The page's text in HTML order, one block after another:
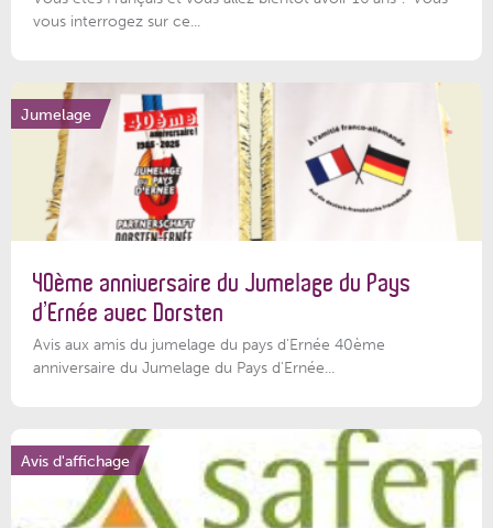
vous interrogez sur ce...
Jumelage
40ème anniversaire du Jumelage du Pays
d’Ernée avec Dorsten
Avis aux amis du jumelage du pays d'Ernée 40ème
anniversaire du Jumelage du Pays d'Ernée...
Avis d'affichage